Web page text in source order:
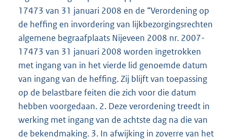
17473 van 31 januari 2008 en de “Verordening op
de heffing en invordering van lijkbezorgingsrechten
algemene begraafplaats Nijeveen 2008 nr. 2007-
17473 van 31 januari 2008 worden ingetrokken
met ingang van in het vierde lid genoemde datum
van ingang van de heffing. Zij blijft van toepassing
op de belastbare feiten die zich voor die datum
hebben voorgedaan. 2. Deze verordening treedt in
werking met ingang van de achtste dag na die van
de bekendmaking. 3. In afwijking in zoverre van het